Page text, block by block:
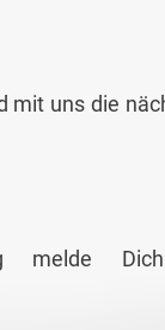
mit uns die
melde